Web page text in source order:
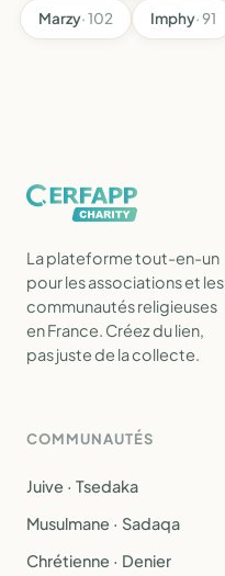
Marzy· 102 Imphy· 91
La plateforme tout-en-un
pour les associations et les
communautés religieuses
en France. Créez du lien,
pas juste de la collecte.
COMMUNAUTÉS
Juive · Tsedaka
Musulmane · Sadaqa
Chrétienne · Denier